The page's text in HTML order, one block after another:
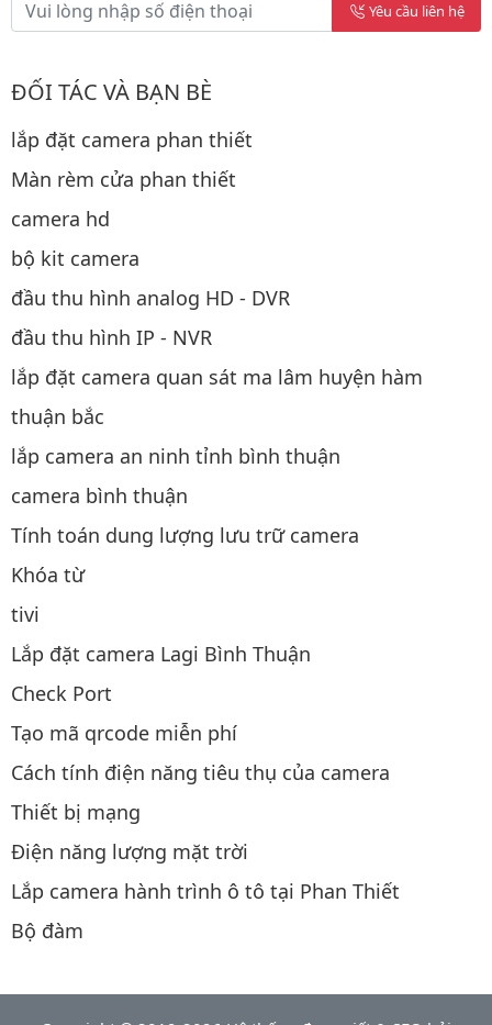
Yêu cầu liên hệ
ĐỐI TÁC VÀ BẠN BÈ
lắp đặt camera phan thiết
Màn rèm cửa phan thiết
camera hd
bộ kit camera
đầu thu hình analog HD - DVR
đầu thu hình IP - NVR
lắp đặt camera quan sát ma lâm huyện hàm
thuận bắc
lắp camera an ninh tỉnh bình thuận
camera bình thuận
Tính toán dung lượng lưu trữ camera
Khóa từ
tivi
Lắp đặt camera Lagi Bình Thuận
Check Port
Tạo mã qrcode miễn phí
Cách tính điện năng tiêu thụ của camera
Thiết bị mạng
Điện năng lượng mặt trời
Lắp camera hành trình ô tô tại Phan Thiết
Bộ đàm